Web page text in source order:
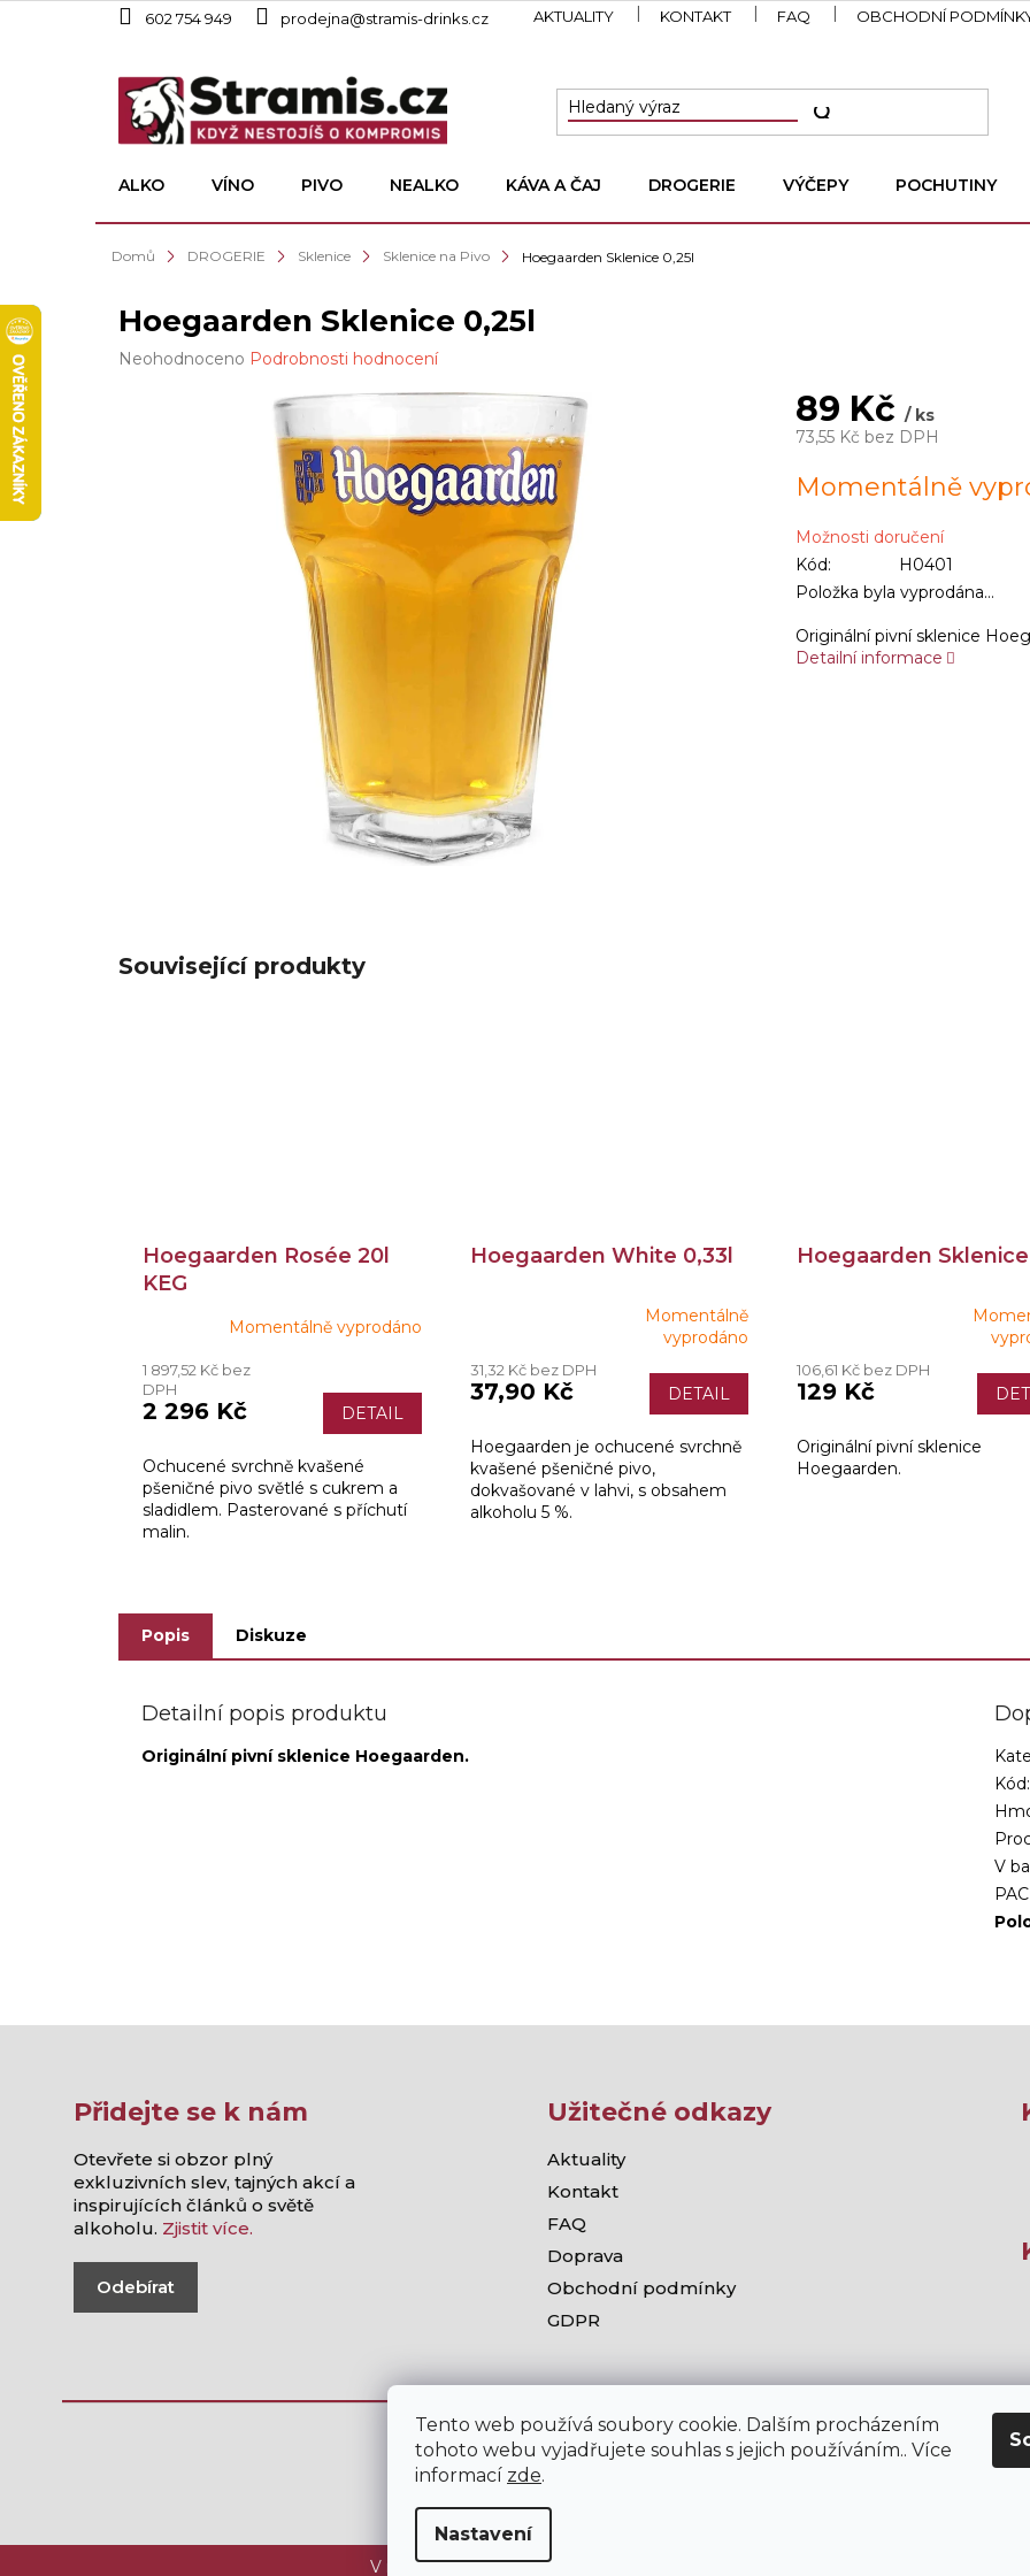
Tento web používá soubory cookie. Dalším procházením
tohoto webu vyjadřujete souhlas s jejich používáním.. Více
informací zde.
Nastavení
602 754 949 prodejna@stramis-drinks.cz AKTUALITY KONTAKT FAQ OBCHODNÍ
ALKO VÍNO PIVO NEALKO KÁVA A ČAJ DROGERIE VÝČEPY POCHUTINY
Domů DROGERIE Sklenice Sklenice na Pivo Hoegaarden Sklenice 0,25l
Hoegaarden Sklenice 0,25l
Průměrné
Neohodnoceno Podrobnosti hodnocení
89 Kč/ ks
73,55 Kč bez DPH
cena:
Momentálně
Možnosti doručení
Kód:
H0401
Položka byla vyprodána…
Originální pivní sklenice
Detailní informace
Související produkty
Hoegaarden Rosée 20l
KEG
Momentálně vyprodáno
1 897,52 Kč bez
DPH
2 296 Kč DETAIL
Ochucené svrchně kvašené
pšeničné pivo světlé s cukrem a
sladidlem. Pasterované s příchutí
malin.
Hoegaarden White 0,33l
produktu
je
z
5
hvězdiček.
Momentálně
vyprodáno
31,32 Kč bez DPH
37,90 Kč DETAIL
Hoegaarden je ochucené svrchně
kvašené pšeničné pivo,
dokvašované v lahvi, s obsahem
alkoholu 5 %.
Hoegaarden
produktu
je
z
5
hvězdiček.
106,61 Kč bez DPH
129 Kč
Originální pivní sklenice
Hoegaarden.
Popis Diskuze
Detailní popis produktu
Originální pivní sklenice Hoegaarden.
Kód:
V
Přidejte se k nám
Otevřete si obzor plný
exkluzivních slev, tajných akcí a
inspirujících článků o světě
alkoholu. Zjistit více.
Odebírat
Užitečné odkazy
Aktuality
Kontakt
FAQ
Doprava
Obchodní podmínky
GDPR
V internetovém obchodě stramis.cz platí zákaz prodeje alkoholických nápojů